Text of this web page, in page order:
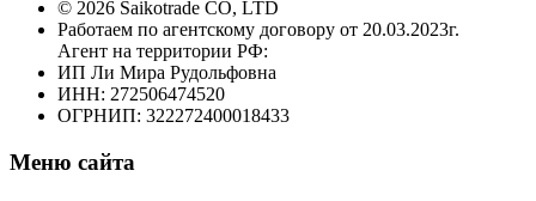
© 2026 Saikotrade CO, LTD
Работаем по агентскому договору от 20.03.2023г.
Агент на территории РФ:
ИП Ли Мира Рудольфовна
ИНН: 272506474520
ОГРНИП: 322272400018433
Меню сайта